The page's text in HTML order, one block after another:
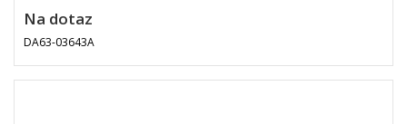
Na dotaz
DA63-03643A